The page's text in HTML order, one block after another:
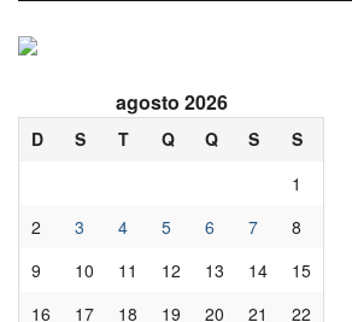
agosto 2026
D S T Q Q S
S
1
2
3 4 5 6 7
8
9
10 11 12 13 14
15
16
17 18 19 20 21
22